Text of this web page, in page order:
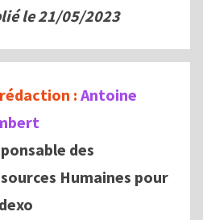
le 21/05/2023
: Antoine
des
Humaines pour